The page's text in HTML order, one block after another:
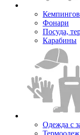
Фонари
Посуда,
Карабины
Одежда с